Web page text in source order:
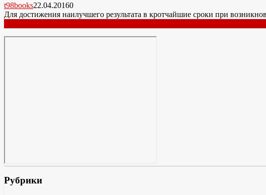
t98books22.04.20160
Для достижения наилучшего результата в кротчайшие сроки при
Рубрики